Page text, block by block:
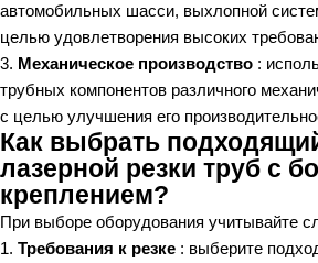
автомобильных шасси, выхлопной
целью удовлетворения высоких
3. Механическое производство :
трубных компонентов различного
с целью улучшения его
Как выбрать
лазерной резки труб с
креплением?
При выборе оборудования учитывайте
1. Требования к резке : выберите